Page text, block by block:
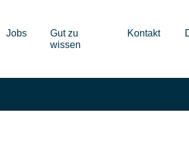
Jobs
Gut zu
wissen
Kontakt